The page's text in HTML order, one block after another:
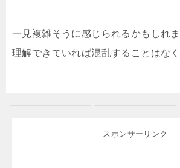
一見複雑そうに感じられるかもしれ
理解できていれば混乱することはなく
スポンサーリンク